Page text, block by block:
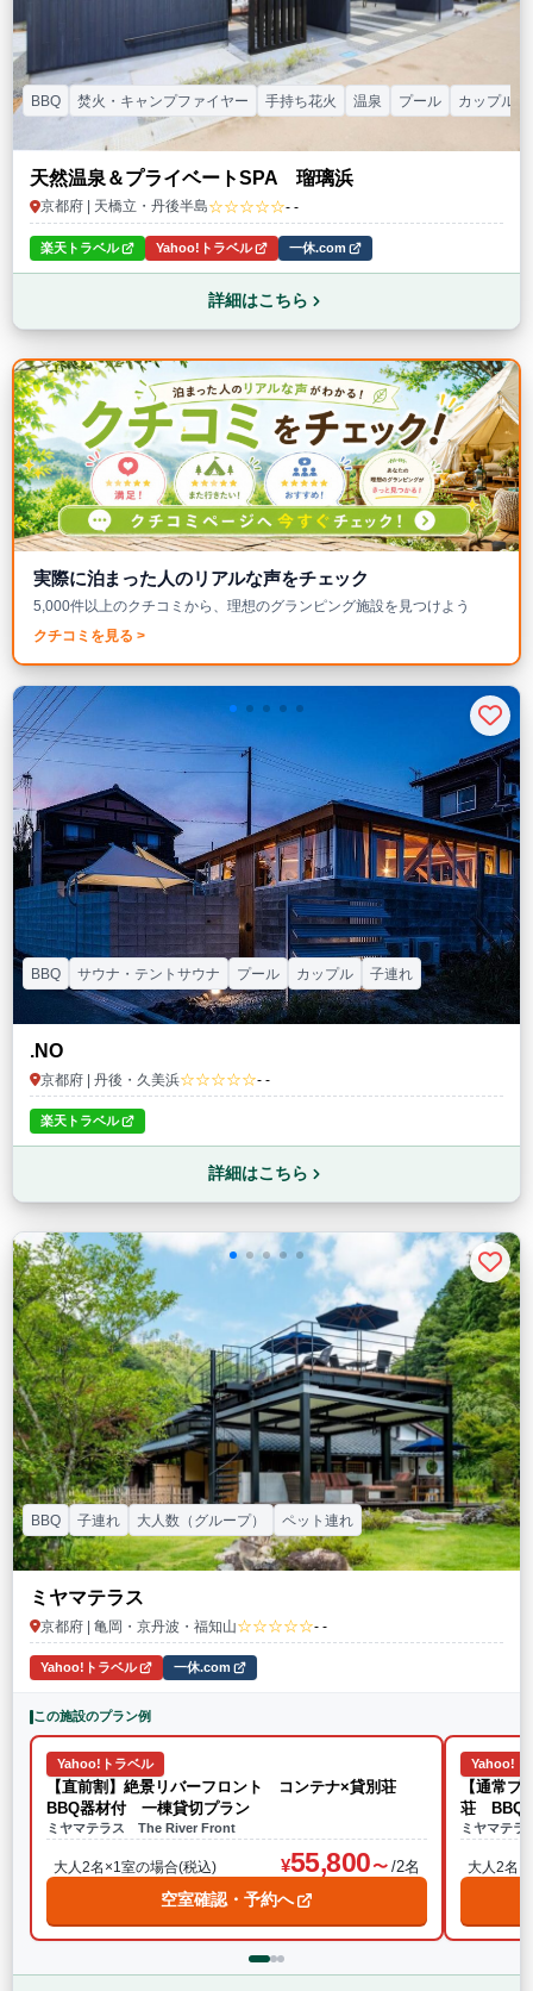
天然温泉＆プライベートSPA 瑠璃浜
京都府 | 天橋立・丹後半島☆☆☆☆☆- -
BBQ 焚火・キャンプファイヤー 手持ち花火 温泉 プール カップル
楽天トラベル Yahoo!トラベル 一休.com
詳細はこちら
実際に泊まった人のリアルな声をチェック
5,000件以上のクチコミから、理想のグランピング施設を見つけよう
クチコミを見る >
.NO
京都府 | 丹後・久美浜☆☆☆☆☆- -
BBQ サウナ・テントサウナ プール カップル 子連れ
楽天トラベル
詳細はこちら
ミヤマテラス
京都府 | 亀岡・京丹波・福知山☆☆☆☆☆- -
BBQ 子連れ 大人数（グループ） ペット連れ
Yahoo!トラベル 一休.com
この施設のプラン例
Yahoo!トラベル
【直前割】絶景リバーフロント コンテナ×貸別荘
BBQ器材付 一棟貸切プラン
ミヤマテラス The River Front
大人2名×1室の場合(税込) 55,800 /2名
空室確認・予約へ
Yahoo!ト
【通常
荘 BBQ
ミヤマテ
大人2名